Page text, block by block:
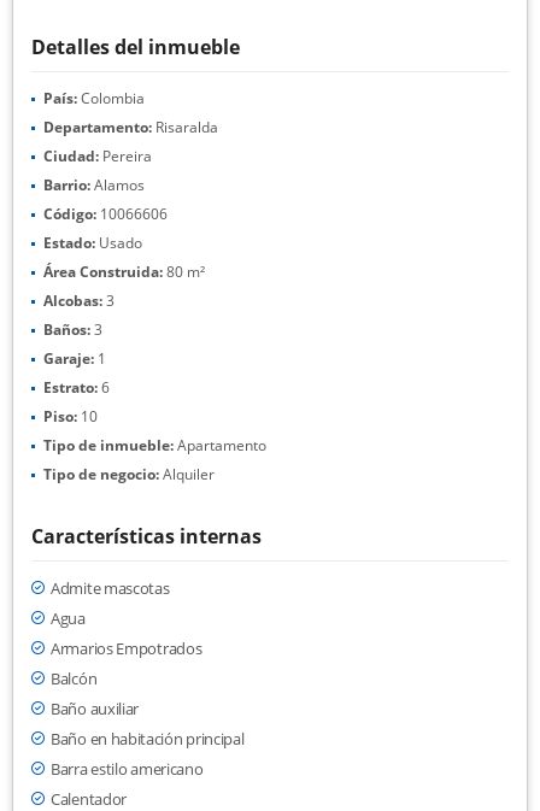
Detalles del inmueble
País:Colombia
Departamento: Risaralda
Ciudad: Pereira
Barrio:Alamos
Código: 10066606
Estado: Usado
Área Construida:80 m²
Alcobas:3
Baños:3
Garaje: 1
Estrato:6
Piso: 10
Tipo de inmueble:Apartamento
Tipo de negocio:Alquiler
Características internas
Admite mascotas
Agua
Armarios Empotrados
Balcón
Baño auxiliar
Baño en habitación principal
Barra estilo americano
Calentador